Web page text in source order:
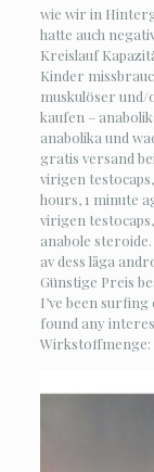
wie wir in
hatte auch
Kreislauf
Kinder
muskulöser und/
kaufen –
anabolika und
gratis versand
virigen
hours, 1 minute
virigen
anabole steroide.
av dess låga
Günstige Preis
I’ve been
found any
Wirkstoffmenge: